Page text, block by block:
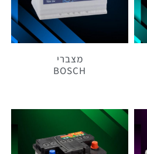
מצברי
BOSCH